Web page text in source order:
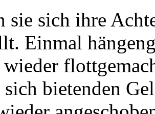
sie sich ihre
Einmal
wieder
sich bietenden